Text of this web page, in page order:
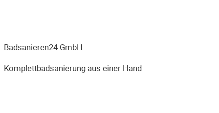
Badsanieren24 GmbH
Komplettbadsanierung aus einer Hand